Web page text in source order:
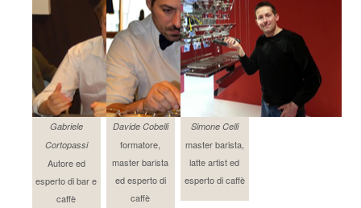
Gabriele
Cortopassi
Autore ed
esperto di bar e
caffè
Davide Cobelli
formatore,
master barista
ed esperto di
caffè
Simone Celli
master barista,
latte artist ed
esperto di caffè